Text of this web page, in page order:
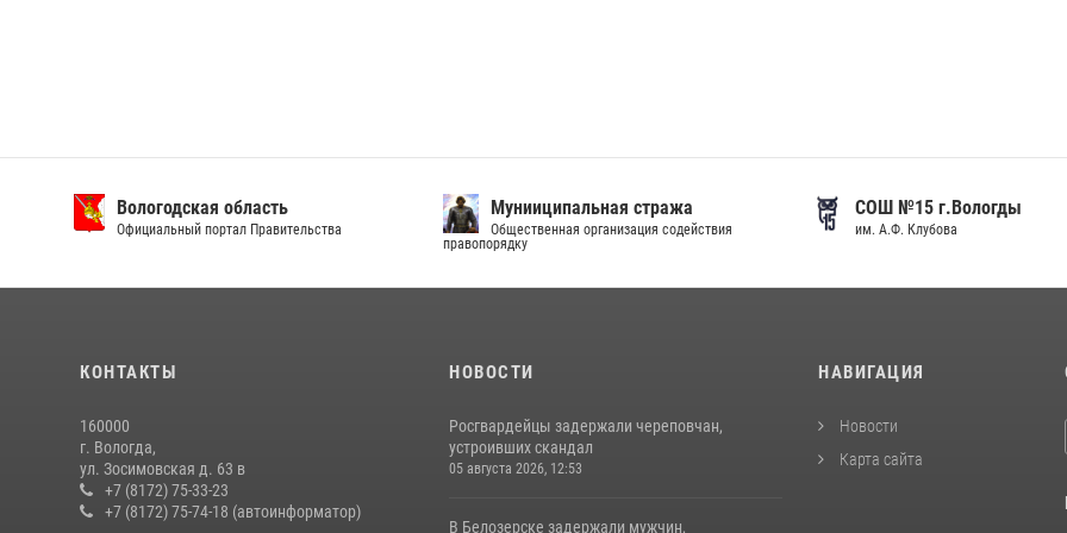
Вологодская область
Официальный портал Правительства
Мунииципальная стража
Общественная организация содействия
правопорядку
СОШ №15 г.Вологды
им. А.Ф. Клубова
КОНТАКТЫ
160000
г. Вологда,
ул. Зосимовская д. 63 в
+7 (8172) 75-33-23
+7 (8172) 75-74-18 (автоинформатор)
НОВОСТИ
Росгвардейцы задержали череповчан,
устроивших скандал
05 августа 2026, 12:53
В Белозерске задержали мужчин,
НАВИГАЦИЯ
Новости
Карта сайта